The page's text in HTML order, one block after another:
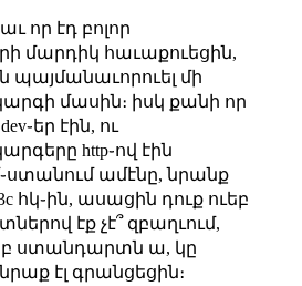
որ էդ բոլոր
մարդիկ հաւաքուեցին,
պայմանաւորուել մի
մասին։ իսկ քանի որ
էին, ու
http֊ով էին
ամէնը, նրանք
հկ֊ին, ասացին դուք ուեբ
էք չէ՞ զբաղւում,
ստանդարտն ա, կը
էլ գրանցեցին։